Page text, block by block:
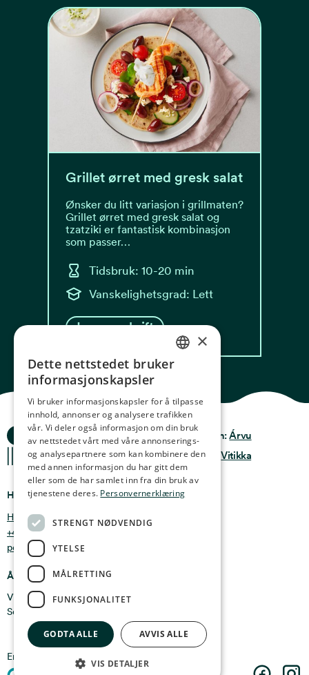
Grillet ørret med gresk salat
Ønsker du litt variasjon i grillmaten?
Grillet ørret med gresk salat og
tzatziki er fantastisk kombinasjon
som passer…
Tidsbruk: 10-20 min
Vanskelighetsgrad: Lett
Les oppskrift
Ocean Stories
Hvor finner du oss
Holmen 4b, 9750 Honningsvåg, Norge
+47 47 99 00 95
post@oceanstories.no
Åpningstider
Vintersesong 1. nov - 30. april: Man - søn 10-16
Sommersesong 1. mai - 31. okt: Man - søn 10-18
Privacy & Policy
Terms & conditions
Design:Árvu
Kode:Vitikka
En del av Cermaq
NORWEGIAN
GERMAN
FRENCH
SPANISH
FINNISH
×
Dette nettstedet bruker
informasjonskapsler
Vi bruker informasjonskapsler for å tilpasse
innhold, annonser og analysere trafikken
vår. Vi deler også informasjon om din bruk
av nettstedet vårt med våre annonserings-
og analysepartnere som kan kombinere den
med annen informasjon du har gitt dem
eller som de har samlet inn fra din bruk av
tjenestene deres. Personvernerklæring
STRENGT NØDVENDIG
YTELSE
MÅLRETTING
FUNKSJONALITET
GODTA ALLE AVVIS ALLE
VIS DETALJER